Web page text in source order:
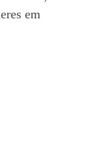
em